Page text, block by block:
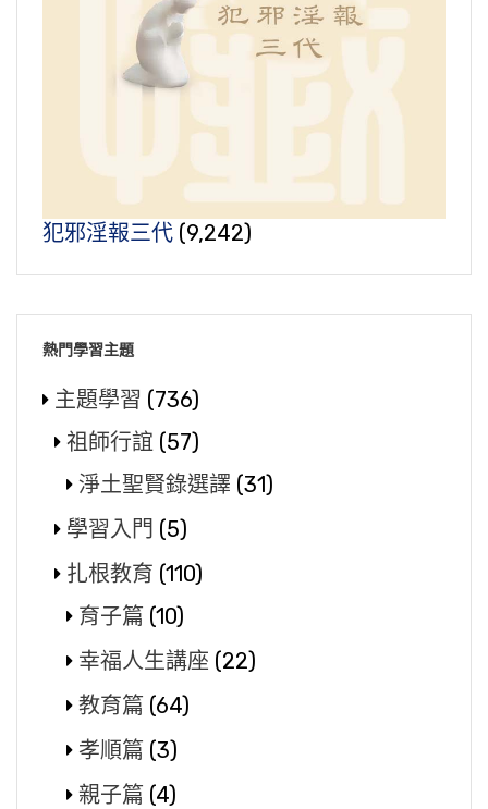
犯邪淫報三代 (9,242)
熱門學習主題
主題學習 (736)
祖師行誼 (57)
淨土聖賢錄選譯 (31)
學習入門 (5)
扎根教育 (110)
育子篇 (10)
幸福人生講座 (22)
教育篇 (64)
孝順篇 (3)
親子篇 (4)